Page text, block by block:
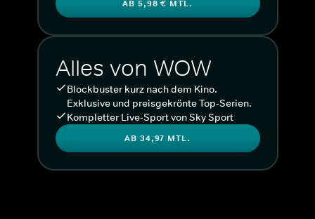
AB 5,98 € MTL.
Alles von WOW
Blockbuster kurz nach dem Kino.
Exklusive und preisgekrönte Top-Serien.
Kompletter Live-Sport von Sky Sport
AB 34,97 MTL.